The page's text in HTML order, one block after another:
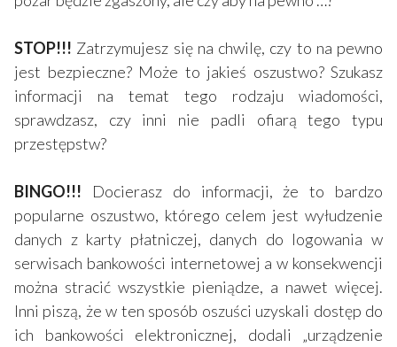
STOP!!! Zatrzymujesz się na chwilę, czy to na pewno
jest bezpieczne? Może to jakieś oszustwo? Szukasz
informacji na temat tego rodzaju wiadomości,
sprawdzasz, czy inni nie padli ofiarą tego typu
przestępstw?
BINGO!!! Docierasz do informacji, że to bardzo
popularne oszustwo, którego celem jest wyłudzenie
danych z karty płatniczej, danych do logowania w
serwisach bankowości internetowej a w konsekwencji
można stracić wszystkie pieniądze, a nawet więcej.
Inni piszą, że w ten sposób oszuści uzyskali dostęp do
ich bankowości elektronicznej, dodali „urządzenie